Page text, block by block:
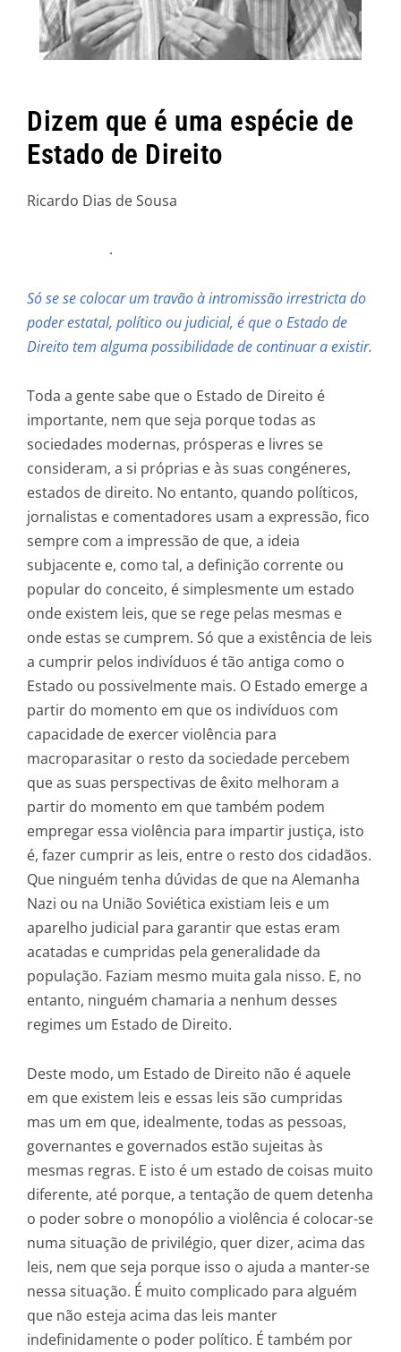
Dizem que é uma espécie de
Estado de Direito
Ricardo Dias de Sousa
.
Só se se colocar um travão à intromissão irrestricta do
poder estatal, político ou judicial, é que o Estado de
Direito tem alguma possibilidade de continuar a existir.
Toda a gente sabe que o Estado de Direito é
importante, nem que seja porque todas as
sociedades modernas, prósperas e livres se
consideram, a si próprias e às suas congéneres,
estados de direito. No entanto, quando políticos,
jornalistas e comentadores usam a expressão, fico
sempre com a impressão de que, a ideia
subjacente e, como tal, a definição corrente ou
popular do conceito, é simplesmente um estado
onde existem leis, que se rege pelas mesmas e
onde estas se cumprem. Só que a existência de leis
a cumprir pelos indivíduos é tão antiga como o
Estado ou possivelmente mais. O Estado emerge a
partir do momento em que os indivíduos com
capacidade de exercer violência para
macroparasitar o resto da sociedade percebem
que as suas perspectivas de êxito melhoram a
partir do momento em que também podem
empregar essa violência para impartir justiça, isto
é, fazer cumprir as leis, entre o resto dos cidadãos.
Que ninguém tenha dúvidas de que na Alemanha
Nazi ou na União Soviética existiam leis e um
aparelho judicial para garantir que estas eram
acatadas e cumpridas pela generalidade da
população. Faziam mesmo muita gala nisso. E, no
entanto, ninguém chamaria a nenhum desses
regimes um Estado de Direito.
Deste modo, um Estado de Direito não é aquele
em que existem leis e essas leis são cumpridas
mas um em que, idealmente, todas as pessoas,
governantes e governados estão sujeitas às
mesmas regras. E isto é um estado de coisas muito
diferente, até porque, a tentação de quem detenha
o poder sobre o monopólio a violência é colocar-se
numa situação de privilégio, quer dizer, acima das
leis, nem que seja porque isso o ajuda a manter-se
nessa situação. É muito complicado para alguém
que não esteja acima das leis manter
indefinidamente o poder político. É também por